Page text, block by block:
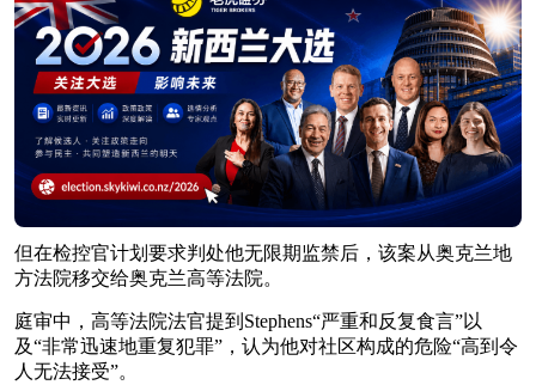
但在检控官计划要求判处他无限期监禁后，该案从奥克兰地
方法院移交给奥克兰高等法院。
庭审中，高等法院法官提到Stephens“严重和反复食言”以
及“非常迅速地重复犯罪”，认为他对社区构成的危险“高到令
人无法接受”。